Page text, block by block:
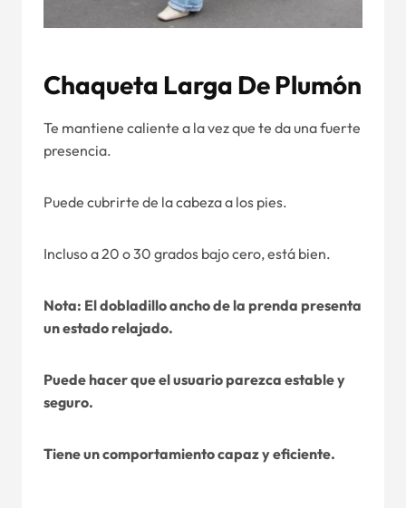
Chaqueta Larga De Plumón
Te mantiene caliente a la vez que te da una fuerte
presencia.
Puede cubrirte de la cabeza a los pies.
Incluso a 20 o 30 grados bajo cero, está bien.
Nota: El dobladillo ancho de la prenda presenta
un estado relajado.
Puede hacer que el usuario parezca estable y
seguro.
Tiene un comportamiento capaz y eficiente.